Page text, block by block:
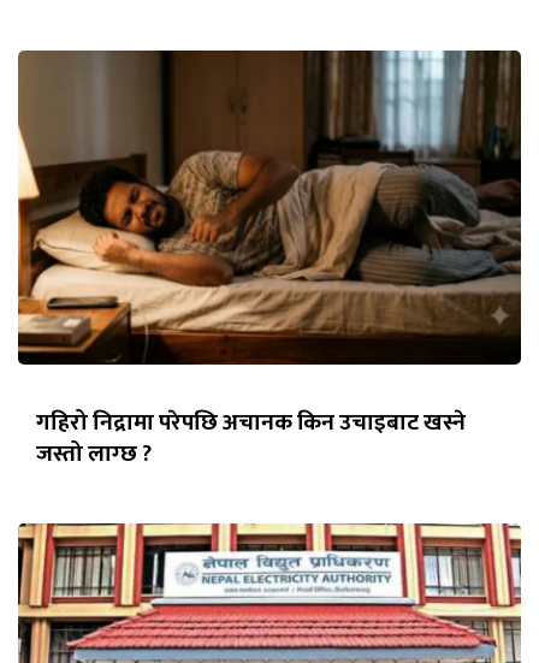
गहिरो निद्रामा परेपछि अचानक किन उचाइबाट खस्ने
जस्तो लाग्छ ?